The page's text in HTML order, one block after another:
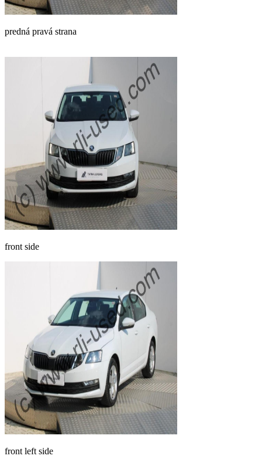
predná pravá strana
front side
front left side